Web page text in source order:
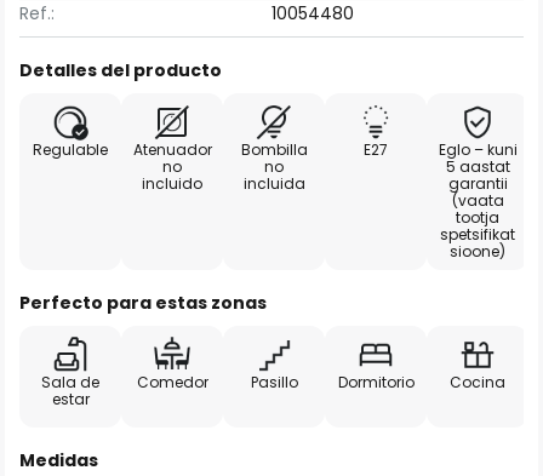
Ref.:
10054480
Detalles del producto
Regulable
Atenuador
no
incluido
Bombilla
no
incluida
E27
Eglo – kuni
5 aastat
garantii
(vaata
tootja
spetsifikat
sioone)
Perfecto para estas zonas
Sala de
estar
Comedor Pasillo Dormitorio Cocina
Medidas